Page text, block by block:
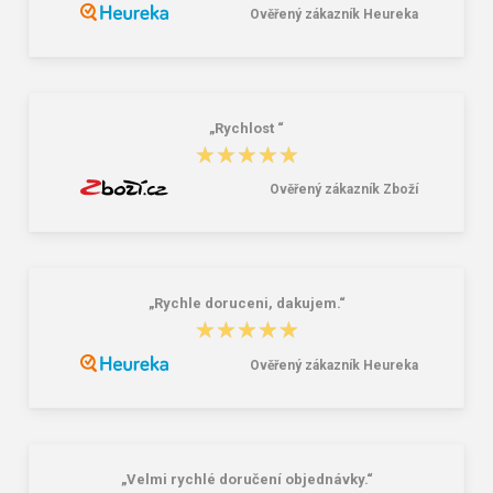
14,25 € 17,81 € 16,46 € 20,58 €
Ověřený zákazník Heureka
„Rychlost “
★★★★★
★★★★★
Ověřený zákazník Zboží
„Rychle doruceni, dakujem.“
★★★★★
★★★★★
Ověřený zákazník Heureka
„Velmi rychlé doručení objednávky.“